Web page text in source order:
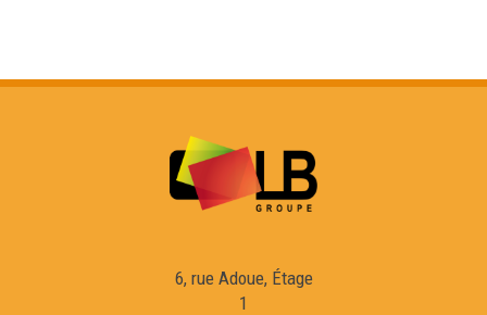
Eric Fraj : Marinièr
6, rue Adoue, Étage
1